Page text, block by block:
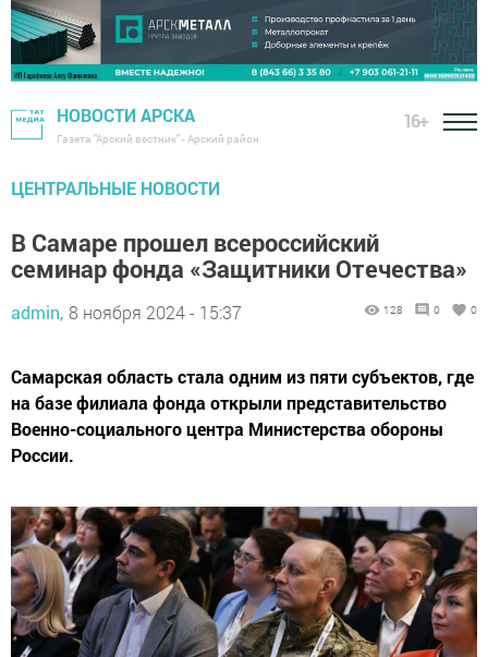
НОВОСТИ АРСКА
Газета "Арский вестник" - Арский район
16+
ЦЕНТРАЛЬНЫЕ НОВОСТИ
В Самаре прошел всероссийский
семинар фонда «Защитники Отечества»
admin, 8 ноября 2024 - 15:37 128 0 0
Самарская область стала одним из пяти субъектов, где
на базе филиала фонда открыли представительство
Военно-социального центра Министерства обороны
России.